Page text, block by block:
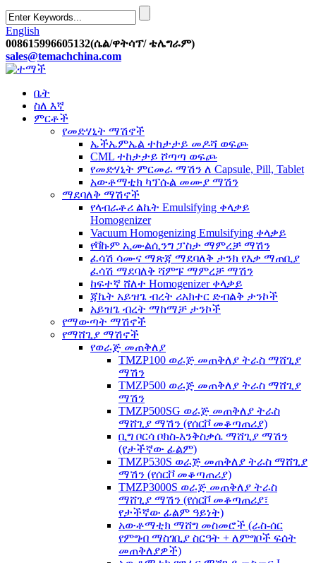
English
008615996605132(ሴል/ዋትሳፕ/ ቴሌግራም)
sales@temachchina.com
ቤት
ስለ እኛ
ምርቶች
የመድሃኒት ማሽኖች
ኤችኤምኤል ተከታታይ መዶሻ ወፍጮ
CML ተከታታይ ሾጣጣ ወፍጮ
የመድሃኒት ምርመራ ማሽን ለ Capsule, Pill, Tablet
አውቶማቲክ ካፕሱል መሙያ ማሽን
ማደባለቅ ማሽኖች
የላብራቶሪ ልኬት Emulsifying ቀላቃይ
Homogenizer
Vacuum Homogenizing Emulsifying ቀላቃይ
የቫኩም ኢሙልሲንግ ፓስታ ማምረቻ ማሽን
ፈሳሽ ሳሙና ማጽጃ ማደባለቅ ታንክ የእቃ ማጠቢያ
ፈሳሽ ማደባለቅ ሻምፑ ማምረቻ ማሽን
ከፍተኛ ሸለተ Homogenizer ቀላቃይ
ጃኬት አይዝጌ ብረት ሪአክተር ድብልቅ ታንኮች
አይዝጌ ብረት ማከማቻ ታንኮች
የማውጣት ማሽኖች
የማሸጊያ ማሽኖች
የወራጅ መጠቅለያ
TMZP100 ወራጅ መጠቅለያ ትራስ ማሸጊያ
ማሽን
TMZP500 ወራጅ መጠቅለያ ትራስ ማሸጊያ
ማሽን
TMZP500SG ወራጅ መጠቅለያ ትራስ
ማሸጊያ ማሽን (የሰርቮ መቆጣጠሪያ)
ቢግ ቦርሳ ቦክስ-እንቅስቃሴ ማሸጊያ ማሽን
(የታችኛው ፊልም)
TMZP530S ወራጅ መጠቅለያ ትራስ ማሸጊያ
ማሽን (የሰርቮ መቆጣጠሪያ)
TMZP3000S ወራጅ መጠቅለያ ትራስ
ማሸጊያ ማሽን (የሰርቮ መቆጣጠሪያ፣
የታችኛው ፊልም ዓይነት)
አውቶማቲክ ማሸግ መስመሮች (ራስ-ሰር
የምግብ ማስገቢያ ስርዓት + ለምግቦች ፍሰት
መጠቅለያዎች)